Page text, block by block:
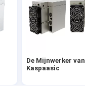
Card
De Mijnwerker van
Kaspaasic